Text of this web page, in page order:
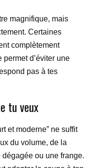
magnifique, mais
Certaines
complètement
d’éviter une
pas à tes
tu veux
et moderne” ne suffit
du volume, de la
ou une frange.